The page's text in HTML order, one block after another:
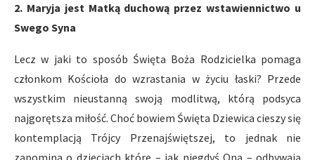
2. Maryja jest Matką duchową przez wstawiennictwo u
Swego Syna
Lecz w jaki to sposób Święta Boża Rodzicielka pomaga
członkom Kościoła do wzrastania w życiu łaski? Przede
wszystkim nieustanną swoją modlitwą, którą podsyca
najgorętsza miłość. Choć bowiem Święta Dziewica cieszy się
kontemplacją Trójcy Przenajświętszej, to jednak nie